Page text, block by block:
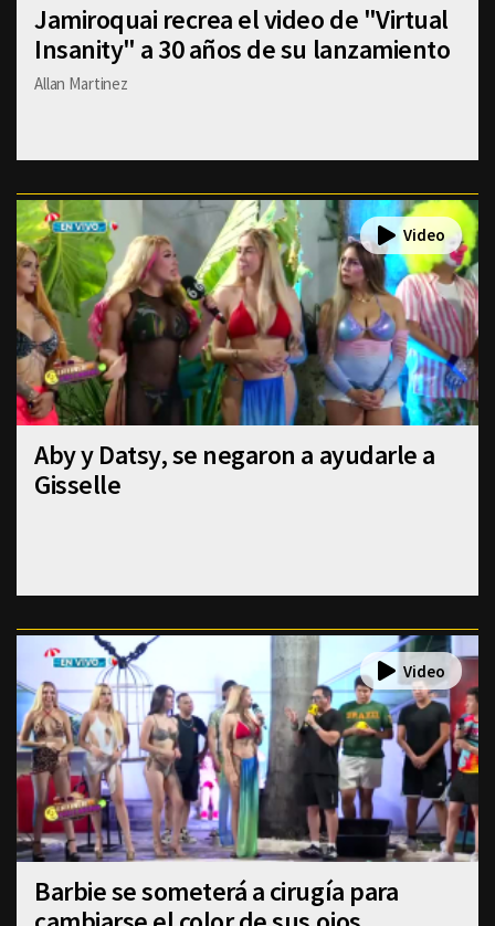
Jamiroquai recrea el video de "Virtual
Insanity" a 30 años de su lanzamiento
Allan Martinez
Aby y Datsy, se negaron a ayudarle a
Gisselle
Barbie se someterá a cirugía para